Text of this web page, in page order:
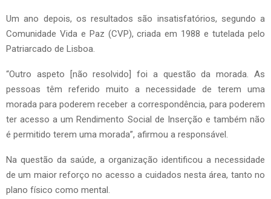
Um ano depois, os resultados são insatisfatórios, segundo a
Comunidade Vida e Paz (CVP), criada em 1988 e tutelada pelo
Patriarcado de Lisboa.
“Outro aspeto [não resolvido] foi a questão da morada. As
pessoas têm referido muito a necessidade de terem uma
morada para poderem receber a correspondência, para poderem
ter acesso a um Rendimento Social de Inserção e também não
é permitido terem uma morada”, afirmou a responsável.
Na questão da saúde, a organização identificou a necessidade
de um maior reforço no acesso a cuidados nesta área, tanto no
plano físico como mental.